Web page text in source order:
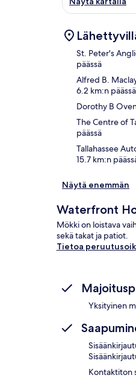
St. Peter's
päässä
Alfred B.
6.2 km:n päässä
Dorothy B
The Centre of
päässä
Tallahassee
15.7 km:n
Näytä enemmän
Waterfront
Mökki on loistava
sekä takat ja patiot.
Tietoa
Yksityinen
Kontaktiton